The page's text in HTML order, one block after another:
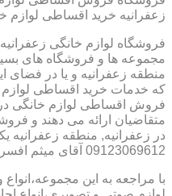
زعفرانیه خرید اقساطی لوازم
فروشگاه لوازم خانگی
مجموعه ها و فروشگاه های
منطقه زعفرانیه و یا در فضای
که خدمات خرید اقساطی
فروش اقساطی لوازم خانگی در
متقاضیان ارائه می دهند و
در زعفرانیه, منطقه زعفرانیه
09123069612 آقای میثم افسری
با مراجعه به این